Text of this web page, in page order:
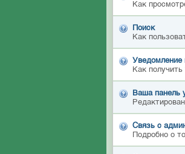
Как
Поиск
Как
Уведомление
Как
Ваша панель
Связь с
Подробно о